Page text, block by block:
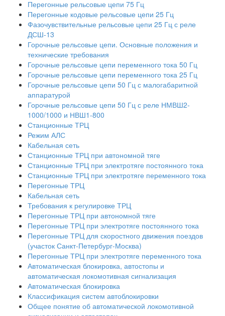
Перегонные рельсовые цепи 75 Гц
Перегонные кодовые рельсовые цепи 25 Гц
Фазочувствительные рельсовые цепи 25 Гц с реле
ДСШ-13
Горочные рельсовые цепи. Основные положения и
технические требования
Горочные рельсовые цепи переменного тока 50 Гц
Горочные рельсовые цепи переменного тока 25 Гц
Горочные рельсовые цепи 50 Гц с малогабаритной
аппаратурой
Горочные рельсовые цепи 50 Гц с реле НМВШ2-
1000/1000 и НВШ1-800
Станционные ТРЦ
Режим АЛС
Кабельная сеть
Станционные ТРЦ при автономной тяге
Станционные ТРЦ при электротяге постоянного тока
Станционные ТРЦ при электротяге переменного тока
Перегонные ТРЦ
Кабельная сеть
Требования к регулировке ТРЦ
Перегонные ТРЦ при автономной тяге
Перегонные ТРЦ при электротяге постоянного тока
Перегонные ТРЦ для скоростного движения поездов
(участок Санкт-Петербург-Москва)
Перегонные ТРЦ при электротяге переменного тока
Автоматическая блокировка, автостопы и
автоматическая локомотивная сигнализация
Автоматическая блокировка
Классификация систем автоблокировки
Общее понятие об автоматической локомотивной